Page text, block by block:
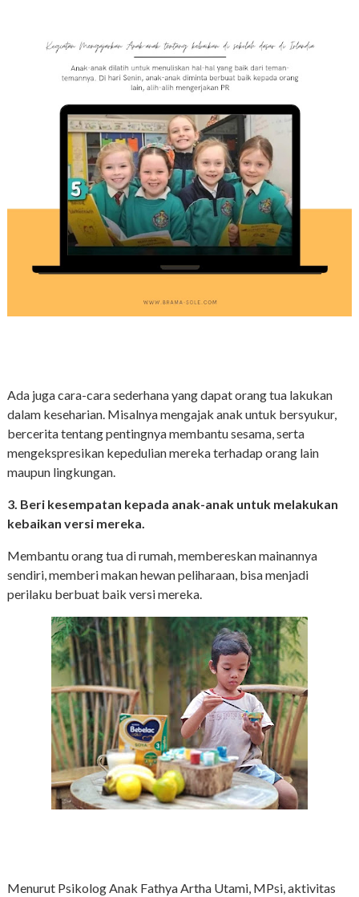
Ada juga cara-cara sederhana yang dapat orang tua lakukan
dalam keseharian. Misalnya mengajak anak untuk bersyukur,
bercerita tentang pentingnya membantu sesama, serta
mengekspresikan kepedulian mereka terhadap orang lain
maupun lingkungan.
3. Beri kesempatan kepada anak-anak untuk melakukan
kebaikan versi mereka.
Membantu orang tua di rumah, membereskan mainannya
sendiri, memberi makan hewan peliharaan, bisa menjadi
perilaku berbuat baik versi mereka.
Menurut Psikolog Anak Fathya Artha Utami, MPsi, aktivitas